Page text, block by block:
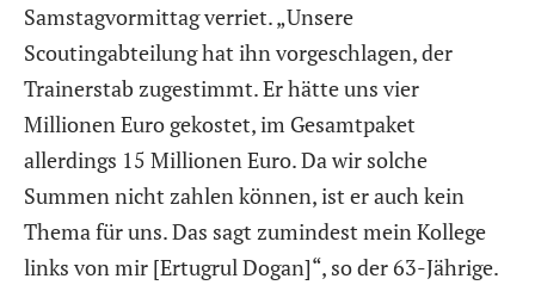
Samstagvormittag verriet. „Unsere
Scoutingabteilung hat ihn vorgeschlagen, der
Trainerstab zugestimmt. Er hätte uns vier
Millionen Euro gekostet, im Gesamtpaket
allerdings 15 Millionen Euro. Da wir solche
Summen nicht zahlen können, ist er auch kein
Thema für uns. Das sagt zumindest mein Kollege
links von mir [Ertugrul Dogan]“, so der 63-Jährige.